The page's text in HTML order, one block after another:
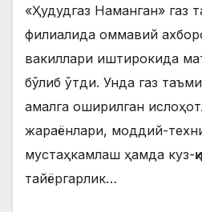
«Ҳудудгаз Наманган» газ
филиалида оммавий
вакиллари иштирокида
бўлиб ўтди. Унда газ
амалга оширилган
жараёнлари, моддий-
мустаҳкамлаш ҳамда куз-
тайёргарлик…